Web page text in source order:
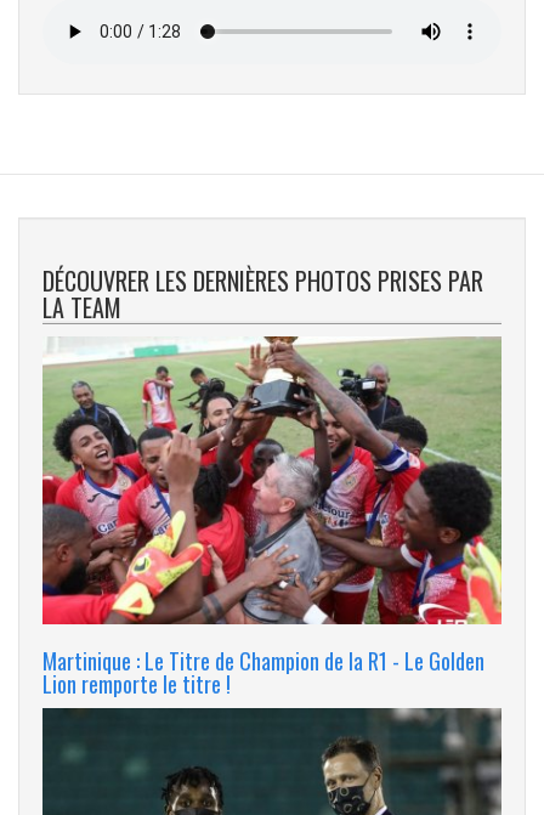
audio
DÉCOUVRER LES DERNIÈRES PHOTOS PRISES PAR
LA TEAM
Martinique : Le Titre de Champion de la R1 - Le Golden
Lion remporte le titre !